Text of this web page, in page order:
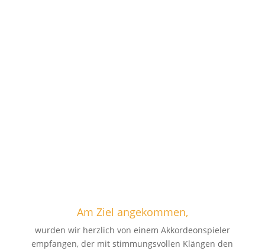
Am Ziel angekommen,
wurden wir herzlich von einem Akkordeonspieler
empfangen, der mit stimmungsvollen Klängen den